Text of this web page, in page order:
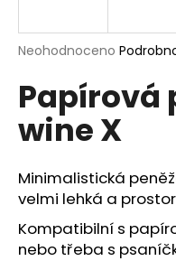
Průměrné
produktu
je
z
hvězdiček.
Neohodnoceno
Papírová
wine X
Minimalistická
velmi lehká a
Kompatibilní s
nebo třeba s
j
t
?